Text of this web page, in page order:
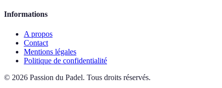
Informations
A propos
Contact
Mentions légales
Politique de confidentialité
© 2026 Passion du Padel. Tous droits réservés.